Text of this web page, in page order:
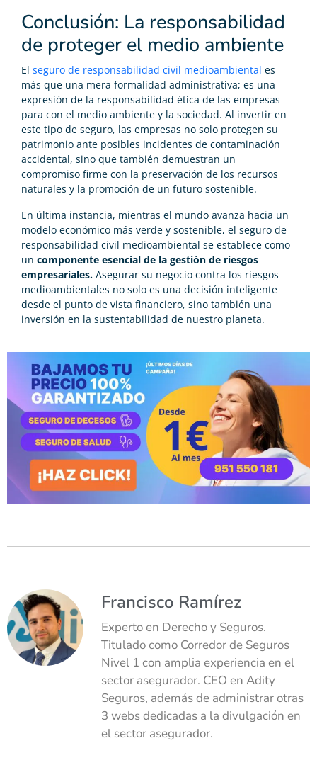
Conclusión: La responsabilidad
de proteger el medio ambiente
El seguro de responsabilidad civil medioambiental es
más que una mera formalidad administrativa; es una
expresión de la responsabilidad ética de las empresas
para con el medio ambiente y la sociedad. Al invertir en
este tipo de seguro, las empresas no solo protegen su
patrimonio ante posibles incidentes de contaminación
accidental, sino que también demuestran un
compromiso firme con la preservación de los recursos
naturales y la promoción de un futuro sostenible.
En última instancia, mientras el mundo avanza hacia un
modelo económico más verde y sostenible, el seguro de
responsabilidad civil medioambiental se establece como
un componente esencial de la gestión de riesgos
empresariales. Asegurar su negocio contra los riesgos
medioambientales no solo es una decisión inteligente
desde el punto de vista financiero, sino también una
inversión en la sustentabilidad de nuestro planeta.
Francisco Ramírez
Experto en Derecho y Seguros.
Titulado como Corredor de Seguros
Nivel 1 con amplia experiencia en el
sector asegurador. CEO en Adity
Seguros, además de administrar otras
3 webs dedicadas a la divulgación en
el sector asegurador.